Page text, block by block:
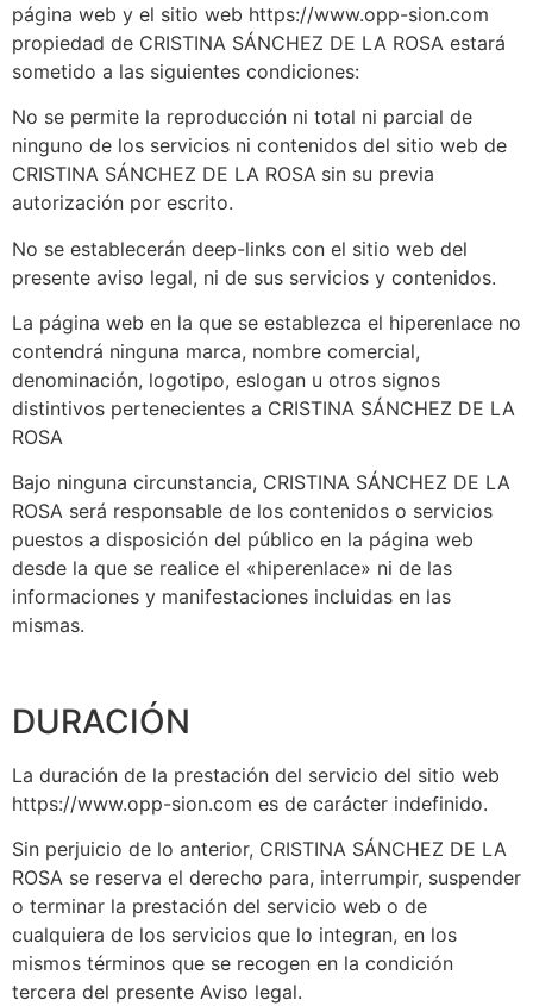
página web y el sitio web https://www.opp-sion.com
propiedad de CRISTINA SÁNCHEZ DE LA ROSA estará
sometido a las siguientes condiciones:
No se permite la reproducción ni total ni parcial de
ninguno de los servicios ni contenidos del sitio web de
CRISTINA SÁNCHEZ DE LA ROSA sin su previa
autorización por escrito.
No se establecerán deep-links con el sitio web del
presente aviso legal, ni de sus servicios y contenidos.
La página web en la que se establezca el hiperenlace no
contendrá ninguna marca, nombre comercial,
denominación, logotipo, eslogan u otros signos
distintivos pertenecientes a CRISTINA SÁNCHEZ DE LA
ROSA
Bajo ninguna circunstancia, CRISTINA SÁNCHEZ DE LA
ROSA será responsable de los contenidos o servicios
puestos a disposición del público en la página web
desde la que se realice el «hiperenlace» ni de las
informaciones y manifestaciones incluidas en las
mismas.
DURACIÓN
La duración de la prestación del servicio del sitio web
https://www.opp-sion.com es de carácter indefinido.
Sin perjuicio de lo anterior, CRISTINA SÁNCHEZ DE LA
ROSA se reserva el derecho para, interrumpir, suspender
o terminar la prestación del servicio web o de
cualquiera de los servicios que lo integran, en los
mismos términos que se recogen en la condición
tercera del presente Aviso legal.